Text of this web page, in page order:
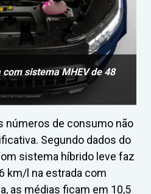
sistema MHEV de 48
números de consumo não
Segundo dados do
sistema híbrido leve faz
km/l na estrada com
as médias ficam em 10,5